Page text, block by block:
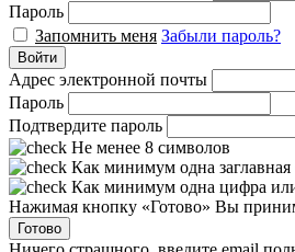
Пароль
Запомнить меня Забыли пароль?
Войти
Адрес электронной почты
Пароль
Подтвердите пароль
Не менее 8 символов
Как минимум одна заглавная
Как минимум одна цифра
Нажимая кнопку «Готово» Вы
Готово